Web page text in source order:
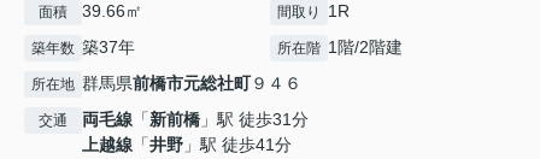
面積 39.66㎡ 間取り 1R
築年数 築37年 所在階 1階/2階建
所在地 群馬県前橋市元総社町９４６
交通 両毛線 「新前橋 」駅 徒歩31分
上越線 「井野 」駅 徒歩41分